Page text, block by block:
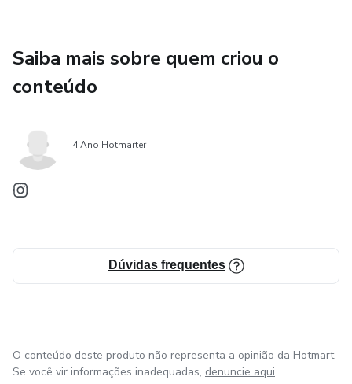
Saiba mais sobre quem criou o
conteúdo
4 Ano Hotmarter
Dúvidas frequentes
O conteúdo deste produto não representa a opinião da Hotmart.
Se você vir informações inadequadas, denuncie aqui